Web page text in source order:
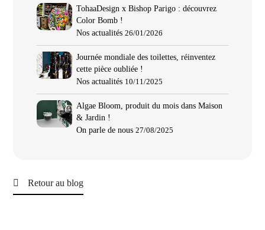
TohaaDesign x Bishop Parigo : découvrez
Color Bomb !
Nos actualités 26/01/2026
Journée mondiale des toilettes, réinventez
cette pièce oubliée !
Nos actualités 10/11/2025
Algae Bloom, produit du mois dans Maison
& Jardin !
On parle de nous 27/08/2025
Retour au blog